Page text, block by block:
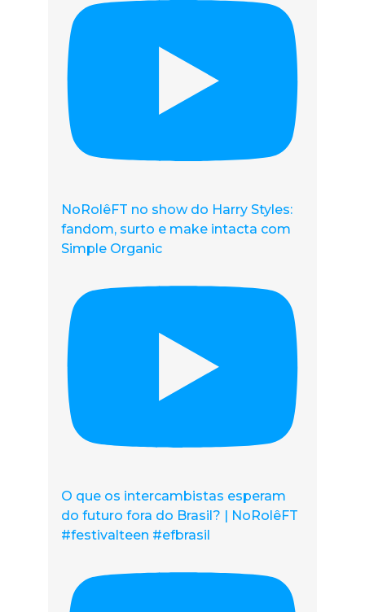
NoRolêFT no show do Harry Styles:
fandom, surto e make intacta com
Simple Organic
O que os intercambistas esperam
do futuro fora do Brasil? | NoRolêFT
#festivalteen #efbrasil